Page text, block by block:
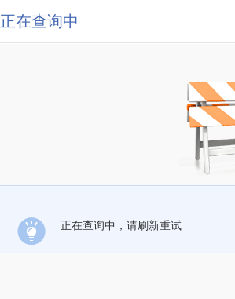
正在查询中
正在查询中，请刷新重试